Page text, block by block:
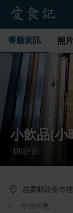
餐廳資訊 照片
小飲品(
·1 則評論
苗栗縣頭份市
今日休息